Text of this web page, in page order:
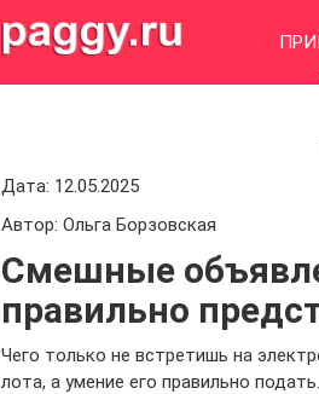
Дата: 12.05.2025
Автор: Ольга Борзовская
Смешные
правильно
Чего только не встретишь на
лота, а умение его правильно подать.